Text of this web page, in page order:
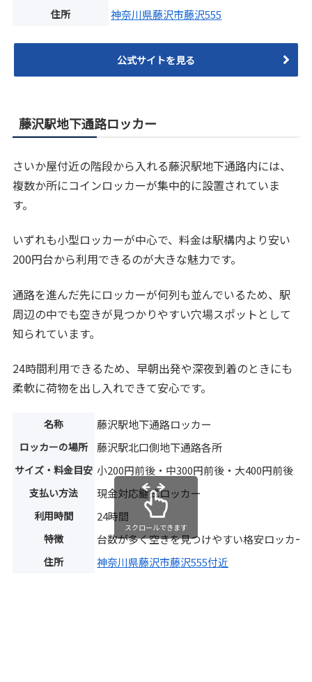
住所 神奈川県藤沢市藤沢555
公式サイトを見る
藤沢駅地下通路ロッカー
さいか屋付近の階段から入れる藤沢駅地下通路内には、
複数か所にコインロッカーが集中的に設置されていま
す。
いずれも小型ロッカーが中心で、料金は駅構内より安い
200円台から利用できるのが大きな魅力です。
通路を進んだ先にロッカーが何列も並んでいるため、駅
周辺の中でも空きが見つかりやすい穴場スポットとして
知られています。
24時間利用できるため、早朝出発や深夜到着のときにも
柔軟に荷物を出し入れできて安心です。
名称 藤沢駅地下通路ロッカー
ロッカーの場所 藤沢駅北口側地下通路各所
サイズ・料金目安 小200円前後・中300円前後・大400円前後
支払い方法 現金対応鍵式ロッカー
利用時間 24時間
特徴 台数が多く空きを見つけやすい格安ロッカー
住所 神奈川県藤沢市藤沢555付近
スクロールできます